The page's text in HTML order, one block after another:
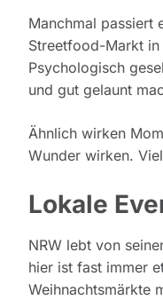
Manchmal passiert
Streetfood-Markt
Psychologisch
und gut gelaunt
Ähnlich wirken
Wunder wirken.
Lokale
NRW lebt von
hier ist fast immer
Weihnachtsmärkte